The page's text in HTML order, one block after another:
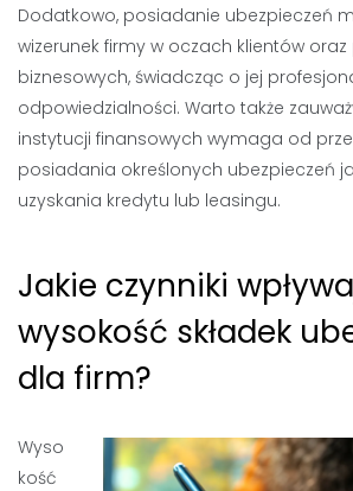
Dodatkowo, posiadanie ubezpieczeń
wizerunek firmy w oczach klientów
biznesowych, świadcząc o jej
odpowiedzialności. Warto także
instytucji finansowych wymaga od
posiadania określonych ubezpieczeń
uzyskania kredytu lub leasingu.
Jakie czynniki
wysokość składek
dla firm?
Wyso
kość